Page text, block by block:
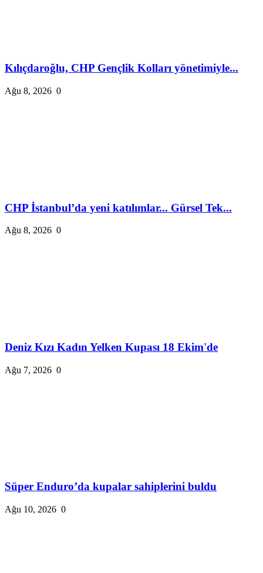
Kılıçdaroğlu, CHP Gençlik Kolları yönetimiyle...
Ağu 8, 2026 0
CHP İstanbul’da yeni katılımlar... Gürsel Tek...
Ağu 8, 2026 0
Deniz Kızı Kadın Yelken Kupası 18 Ekim'de
Ağu 7, 2026 0
Süper Enduro’da kupalar sahiplerini buldu
Ağu 10, 2026 0